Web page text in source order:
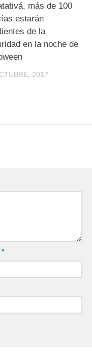
más de 100
estarán
de la
en la noche de
2017
*